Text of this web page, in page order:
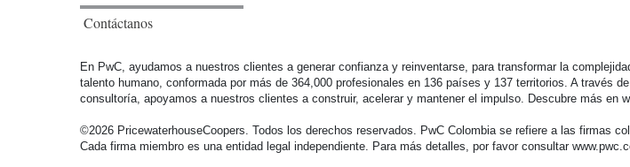
Contáctanos
En PwC, ayudamos a nuestros clientes a generar confianza y reinventarse, para transformar la
talento humano, conformada por más de 364,000 profesionales en 136 países y 137 territorios. A través
consultoría, apoyamos a nuestros clientes a construir, acelerar y mantener el impulso. Descubre más en
©2026 PricewaterhouseCoopers. Todos los derechos reservados. PwC Colombia se refiere a las firmas
Cada firma miembro es una entidad legal independiente. Para más detalles, por favor consultar